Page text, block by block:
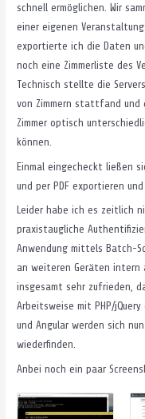
schnell ermöglichen. Wir
einer eigenen
exportierte ich die Daten
noch eine Zimmerliste des
Technisch stellte die
von Zimmern stattfand
Zimmer optisch
können.
Einmal eingecheckt ließen
und per PDF exportieren und
Leider habe ich es zeitlich
praxistaugliche
Anwendung mittels Batch-
an weiteren Geräten intern
insgesamt sehr zufrieden,
Arbeitsweise mit PHP/
und Angular werden sich
wiederfinden.
Anbei noch ein paar